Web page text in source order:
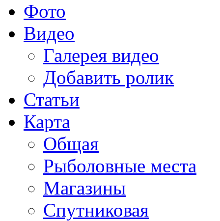
Фото
Видео
Галерея видео
Добавить ролик
Статьи
Карта
Общая
Рыболовные места
Магазины
Спутниковая